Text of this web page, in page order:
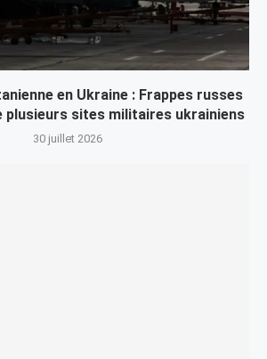
en Ukraine : Frappes russes
plusieurs sites militaires ukrainiens
30 juillet 2026